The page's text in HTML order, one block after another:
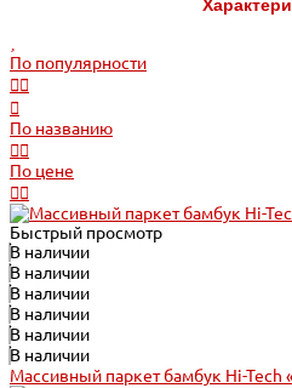
По популярности
По названию
По цене
Быстрый просмотр
В наличии
В наличии
В наличии
В наличии
В наличии
В наличии
Массивный паркет бамбук Hi-